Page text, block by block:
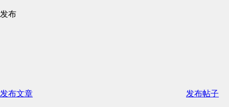
发布
发布文章
发布帖子